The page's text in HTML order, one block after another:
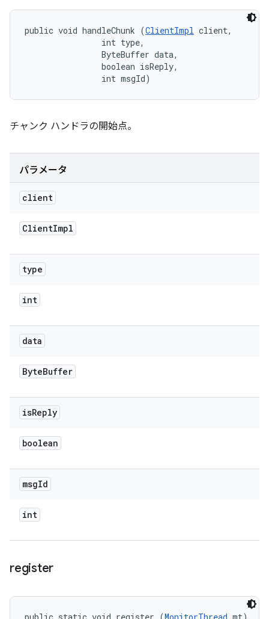
public void handleChunk (ClientImpl client,
                int type,
                ByteBuffer data,
                boolean isReply,
                int msgId)
チャンク ハンドラの開始点。
パラメータ
client
ClientImpl
type
int
data
ByteBuffer
isReply
boolean
msgId
int
register